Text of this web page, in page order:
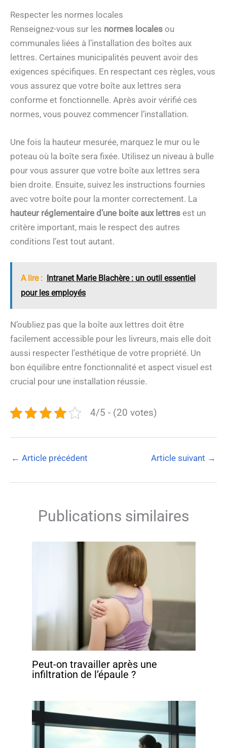
Respecter les normes locales
Renseignez-vous sur les normes locales ou
communales liées à l’installation des boîtes aux
lettres. Certaines municipalités peuvent avoir des
exigences spécifiques. En respectant ces règles, vous
vous assurez que votre boîte aux lettres sera
conforme et fonctionnelle. Après avoir vérifié ces
normes, vous pouvez commencer l’installation.
Une fois la hauteur mesurée, marquez le mur ou le
poteau où la boîte sera fixée. Utilisez un niveau à bulle
pour vous assurer que votre boîte aux lettres sera
bien droite. Ensuite, suivez les instructions fournies
avec votre boîte pour la monter correctement. La
hauteur réglementaire d’une boite aux lettres est un
critère important, mais le respect des autres
conditions l’est tout autant.
A lire :
Intranet Marie Blachère : un outil essentiel
pour les employés
N’oubliez pas que la boîte aux lettres doit être
facilement accessible pour les livreurs, mais elle doit
aussi respecter l’esthétique de votre propriété. Un
bon équilibre entre fonctionnalité et aspect visuel est
crucial pour une installation réussie.
4/5 - (20 votes)
← Article précédent Article suivant →
Publications similaires
Peut-on travailler après une
infiltration de l’épaule ?